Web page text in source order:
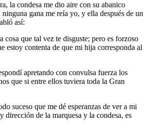
la condesa me dio aire con su abanico
gana me reía yo, y ella después de un
así:
que tal vez te disguste; pero es forzoso
estoy contenta de que mi hija corresponda al
apretando con convulsa fuerza los
que si entre ellos tuviera toda la Gran
que me dé esperanzas de ver a mi
dirección de la marquesa y la condesa, es